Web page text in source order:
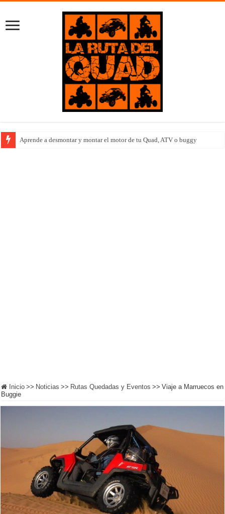
Equipo femenino Polaris completa el Outlanding 2022 en Islandia
Inicio >> Noticias >> Rutas Quedadas y Eventos >> Viaje a Marruecos en
Buggie